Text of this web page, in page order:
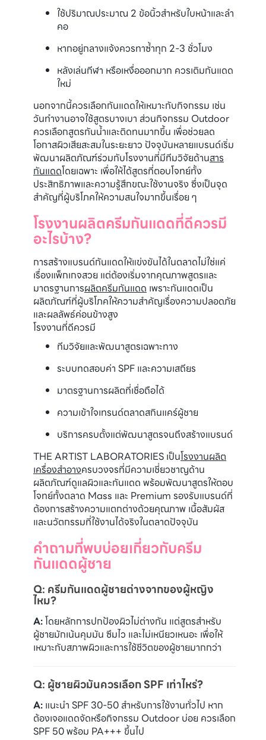
ใช้ปริมาณประมาณ 2 ข้อนิ้วสำหรับใบหน้าและลำ
คอ
หากอยู่กลางแจ้งควรทาซ้ำทุก 2-3 ชั่วโมง
หลังเล่นกีฬา หรือเหงื่อออกมาก ควรเติมกันแดด
ใหม่
นอกจากนี้ควรเลือกกันแดดให้เหมาะกับกิจกรรม เช่น
วันทำงานอาจใช้สูตรบางเบา ส่วนกิจกรรม Outdoor
ควรเลือกสูตรกันน้ำและติดทนมากขึ้น เพื่อช่วยลด
โอกาสผิวเสียสะสมในระยะยาว ปัจจุบันหลายแบรนด์เริ่ม
พัฒนาผลิตภัณฑ์ร่วมกับโรงงานที่มีทีมวิจัยด้านสาร
กันแดดโดยเฉพาะ เพื่อให้ได้สูตรที่ตอบโจทย์ทั้ง
ประสิทธิภาพและความรู้สึกขณะใช้งานจริง ซึ่งเป็นจุด
สำคัญที่ผู้บริโภคให้ความสนใจมากขึ้นเรื่อย ๆ
โรงงานผลิตครีมกันแดดที่ดีควรมี
อะไรบ้าง?
การสร้างแบรนด์กันแดดให้แข่งขันได้ในตลาดไม่ใช่แค่
เรื่องแพ็กเกจสวย แต่ต้องเริ่มจากคุณภาพสูตรและ
มาตรฐานการผลิตครีมกันแดด เพราะกันแดดเป็น
ผลิตภัณฑ์ที่ผู้บริโภคให้ความสำคัญเรื่องความปลอดภัย
และผลลัพธ์ค่อนข้างสูง
โรงงานที่ดีควรมี
ทีมวิจัยและพัฒนาสูตรเฉพาะทาง
ระบบทดสอบค่า SPF และความเสถียร
มาตรฐานการผลิตที่เชื่อถือได้
ความเข้าใจเทรนด์ตลาดสกินแคร์ผู้ชาย
บริการครบตั้งแต่พัฒนาสูตรจนถึงสร้างแบรนด์
THE ARTIST LABORATORIES เป็นโรงงานผลิต
เครื่องสำอางครบวงจรที่มีความเชี่ยวชาญด้าน
ผลิตภัณฑ์ดูแลผิวและกันแดด พร้อมพัฒนาสูตรให้ตอบ
โจทย์ทั้งตลาด Mass และ Premium รองรับแบรนด์ที่
ต้องการสร้างความแตกต่างด้วยคุณภาพ เนื้อสัมผัส
และนวัตกรรมที่ใช้งานได้จริงในตลาดปัจจุบัน
คำถามที่พบบ่อยเกี่ยวกับครีม
กันแดดผู้ชาย
Q: ครีมกันแดดผู้ชายต่างจากของผู้หญิง
ไหม?
A:โดยหลักการปกป้องผิวไม่ต่างกัน แต่สูตรสำหรับ
ผู้ชายมักเน้นคุมมัน ซึมไว และไม่เหนียวเหนอะ เพื่อให้
เหมาะกับสภาพผิวและการใช้ชีวิตของผู้ชายมากกว่า
Q: ผู้ชายผิวมันควรเลือก SPF เท่าไหร่?
A: แนะนำ SPF 30-50 สำหรับการใช้งานทั่วไป หาก
ต้องเจอแดดจัดหรือกิจกรรม Outdoor บ่อย ควรเลือก
SPF 50 พร้อม PA+++ ขึ้นไป